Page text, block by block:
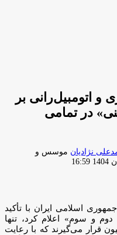
و اتومبیل‌رانی بر
در تمامی
موسس و
اسلامی ایران با تأکید
و سوم» اعلام کرد، تنها
قرار می‌گیرند که با رعایت